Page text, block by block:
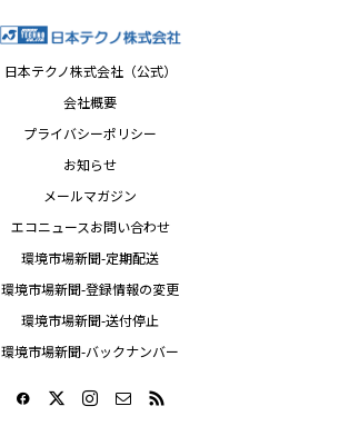
日本テクノ株式会社（公式）
会社概要
プライバシーポリシー
お知らせ
メールマガジン
エコニュースお問い合わせ
環境市場新聞-定期配送
環境市場新聞-登録情報の変更
環境市場新聞-送付停止
環境市場新聞-バックナンバー